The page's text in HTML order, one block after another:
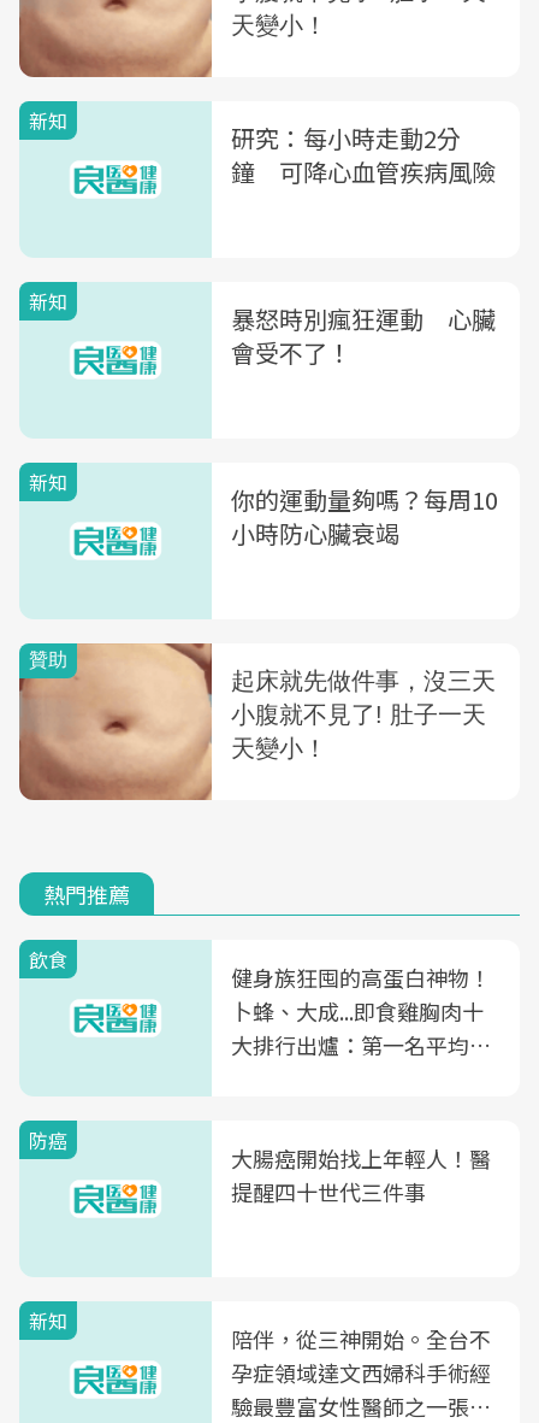
新知
研究：每小時走動2分
鐘 可降心血管疾病風險
新知
暴怒時別瘋狂運動 心臟
會受不了！
新知
你的運動量夠嗎？每周10
小時防心臟衰竭
熱門推薦
飲食
健身族狂囤的高蛋白神物！
卜蜂、大成...即食雞胸肉十
大排行出爐：第一名平均一
防癌
大腸癌開始找上年輕人！醫
提醒四十世代三件事
新知
陪伴，從三神開始。全台不
孕症領域達文西婦科手術經
驗最豐富女性醫師之一張永